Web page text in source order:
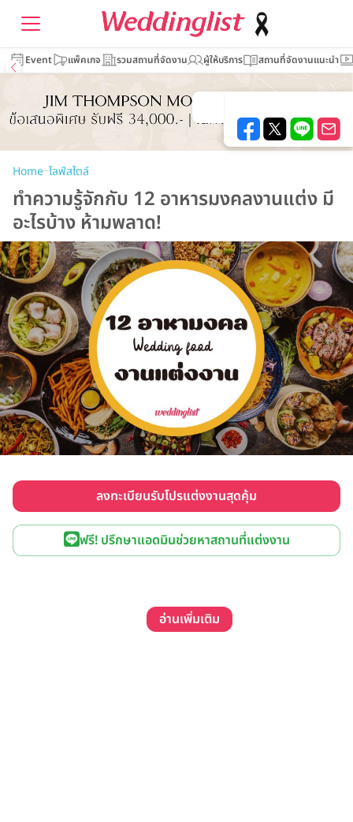
Event แพ็คเกจ รวมสถานที่จัดงาน ผู้ให้บริการ สถานที่จัดงานแนะนำ
Home–ไลฟ์สไตล์
ทำความรู้จักกับ 12 อาหารมงคลงานแต่ง มี
อะไรบ้าง ห้ามพลาด!
ลงทะเบียนรับโปรแต่งงานสุดคุ้ม
ฟรี! ปรึกษาแอดมินช่วยหาสถานที่แต่งงาน
อ่านเพิ่มเติม